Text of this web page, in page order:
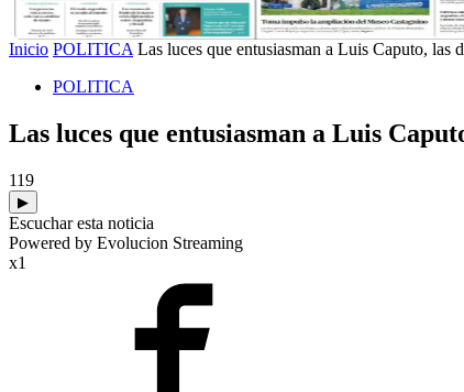
Inicio POLITICA Las luces que entusiasman a Luis Caputo, las
POLITICA
Las luces que entusiasman a Luis
119
▶
Escuchar esta noticia
Powered by Evolucion Streaming
x1